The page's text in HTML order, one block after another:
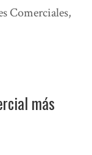
Comerciales,
más